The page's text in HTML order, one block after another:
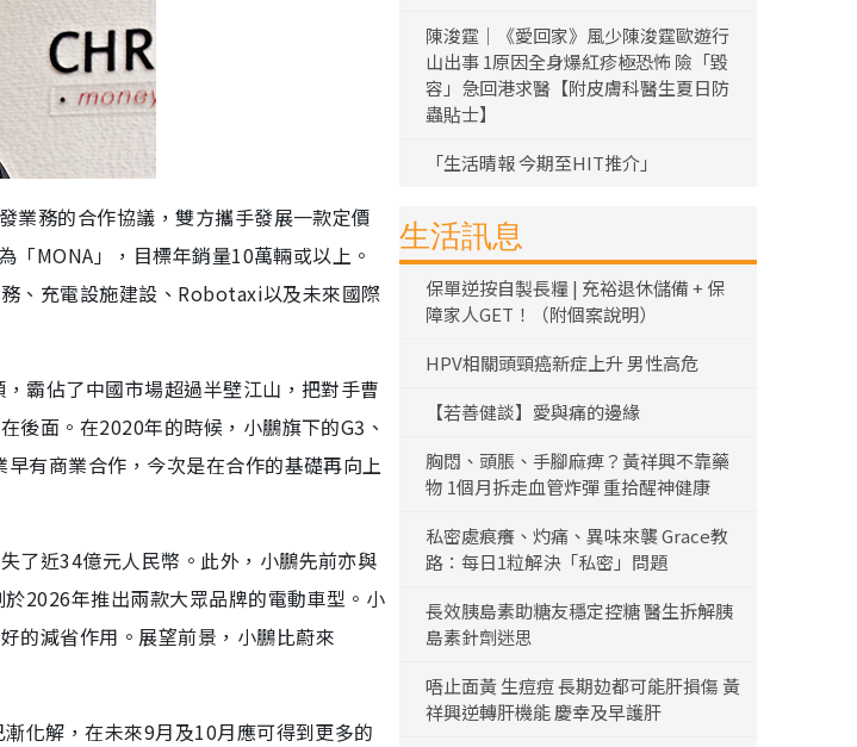
業務的合作協議，雙方攜手發展一款定價
MONA」，目標年銷量10萬輛或以上。
、充電設施建設、Robotaxi以及未來國際
霸佔了中國市場超過半壁江山，把對手曹
後面。在2020年的時候，小鵬旗下的G3、
有商業合作，今次是在合作的基礎再向上
了近34億元人民幣。此外，小鵬先前亦與
2026年推出兩款大眾品牌的電動車型。小
的減省作用。展望前景，小鵬比蔚來
化解，在未來9月及10月應可得到更多的
陳浚霆｜《愛回家》風少陳浚霆歐遊行
山出事 1原因全身爆紅疹極恐怖 險「毀
容」急回港求醫【附皮膚科醫生夏日防
蟲貼士】
「生活晴報 今期至HIT推介」
生活訊息
保單逆按自製長糧 | 充裕退休儲備 + 保
障家人GET！（附個案說明）
HPV相關頭頸癌新症上升 男性高危
【若善健談】愛與痛的邊緣
胸悶、頭脹、手腳麻痺？黃祥興不靠藥
物 1個月拆走血管炸彈 重拾醒神健康
私密處痕癢、灼痛、異味來襲 Grace教
路：每日1粒解決「私密」問題
長效胰島素助糖友穩定控糖 醫生拆解胰
島素針劑迷思
唔止面黃 生痘痘 長期攰都可能肝損傷 黃
祥興逆轉肝機能 慶幸及早護肝